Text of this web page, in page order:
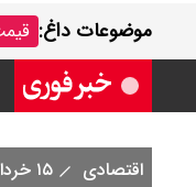
موضوعات داغ:
اقتصادی ۱۵ خرداد ۱۴۰۴